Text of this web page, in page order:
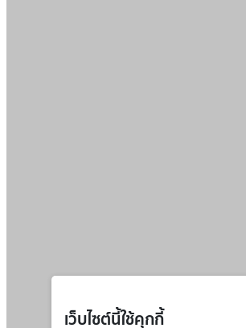
เว็บไซต์นี้ใช้คุกกี้